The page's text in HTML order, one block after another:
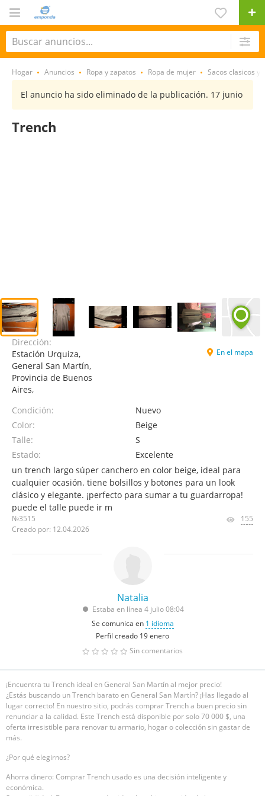
Hogar Anuncios Ropa y zapatos Ropa de mujer Sacos clasicos y
El anuncio ha sido eliminado de la publicación. 17 junio
Trench
Dirección:
Estación Urquiza,
General San Martín,
Provincia de Buenos
Aires,
En el mapa
Condición:
Nuevo
Color:
Beige
Talle:
S
Estado:
Excelente
un trench largo súper canchero en color beige, ideal para
cualquier ocasión. tiene bolsillos y botones para un look
clásico y elegante. ¡perfecto para sumar a tu guardarropa!
puede el talle puede ir m
№3515
Creado por: 12.04.2026
155
Natalia
Estaba en línea 4 julio 08:04
Se comunica en 1 idioma
Perfil creado 19 enero
Sin comentarios
¡Encuentra tu Trench ideal en General San Martín al mejor precio!
¿Estás buscando un Trench barato en General San Martín? ¡Has llegado al
lugar correcto! En nuestro sitio, podrás comprar Trench a buen precio sin
renunciar a la calidad. Este Trench está disponible por solo 70 000 $, una
oferta irresistible para renovar tu armario, hogar o colección sin gastar de
más.
¿Por qué elegirnos?
Ahorra dinero: Comprar Trench usado es una decisión inteligente y
económica.